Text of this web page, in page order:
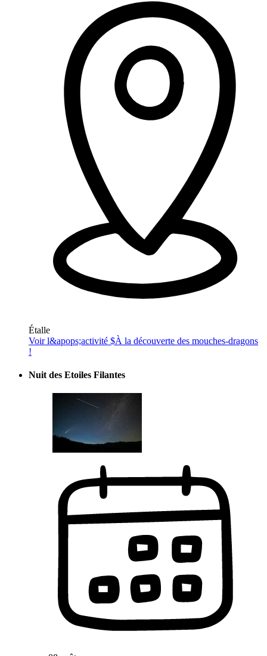
Étalle
Voir l&apops;activité $À la découverte des mouches-dragons
!
Nuit des Etoiles Filantes